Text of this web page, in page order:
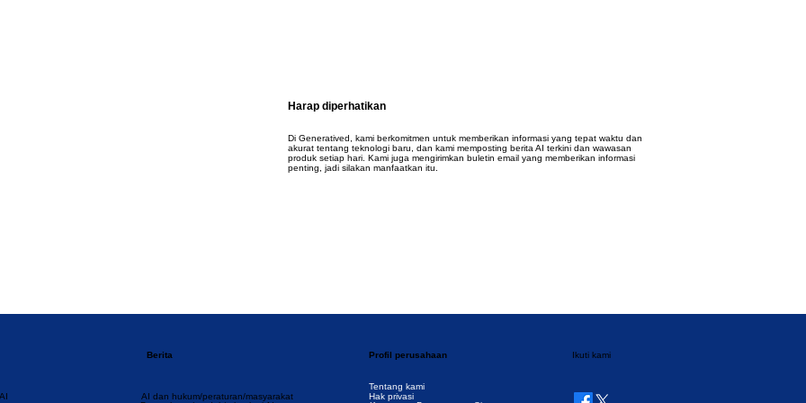
Di Generatived, kami berkomitmen untuk memberikan informasi yang tepat waktu dan
akurat tentang teknologi baru, dan kami memposting berita AI terkini dan wawasan
produk setiap hari. Kami juga mengirimkan buletin email yang memberikan informasi
penting, jadi silakan manfaatkan itu.
Harap diperhatikan
Berita
AI dan hukum/peraturan/masyarakat
Profil perusahaan
Tentang kami
Hak privasi
Ikuti kami